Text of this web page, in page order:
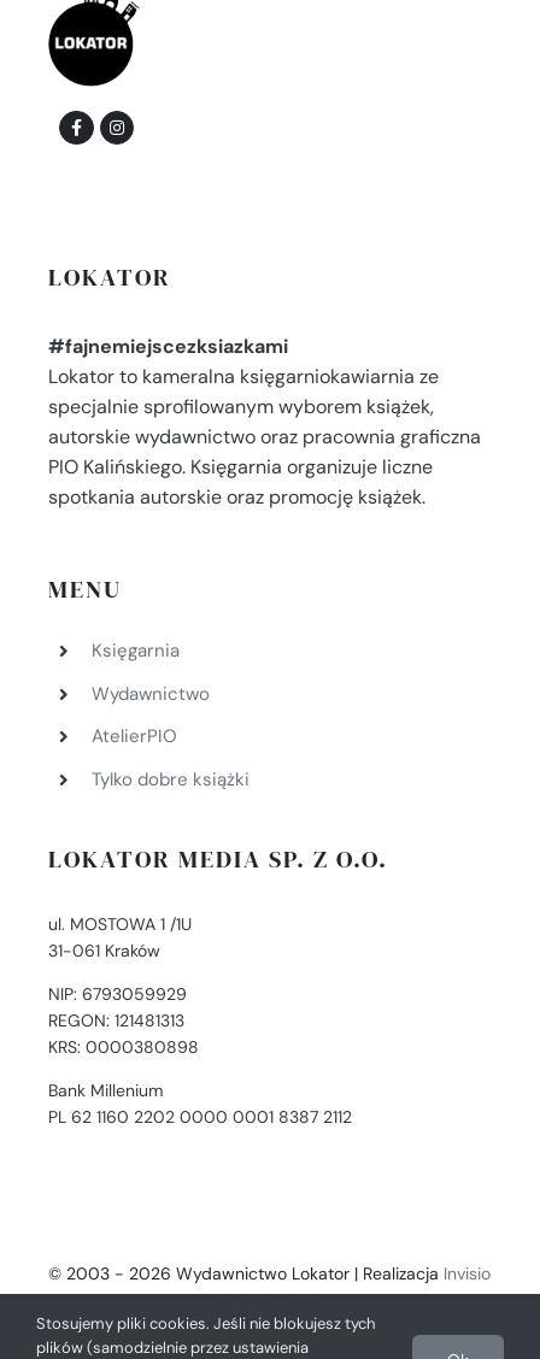
LOKATOR
#fajnemiejscezksiazkami
Lokator to kameralna księgarniokawiarnia ze
specjalnie sprofilowanym wyborem książek,
autorskie wydawnictwo oraz pracownia graficzna
PIO Kalińskiego. Księgarnia organizuje liczne
spotkania autorskie oraz promocję książek.
MENU
Księgarnia
Wydawnictwo
AtelierPIO
Tylko dobre książki
LOKATOR MEDIA SP. Z O.O.
ul. MOSTOWA 1 /1U
31-061 Kraków
NIP: 6793059929
REGON: 121481313
KRS: 0000380898
Bank Millenium
PL 62 1160 2202 0000 0001 8387 2112
© 2003 - 2026 Wydawnictwo Lokator | Realizacja Invisio
- Digital Solutions
Stosujemy pliki cookies. Jeśli nie blokujesz tych
plików (samodzielnie przez ustawienia